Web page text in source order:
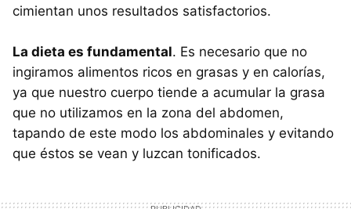
cimientan unos resultados satisfactorios.
La dieta es fundamental. Es necesario que no
ingiramos alimentos ricos en grasas y en calorías,
ya que nuestro cuerpo tiende a acumular la grasa
que no utilizamos en la zona del abdomen,
tapando de este modo los abdominales y evitando
que éstos se vean y luzcan tonificados.